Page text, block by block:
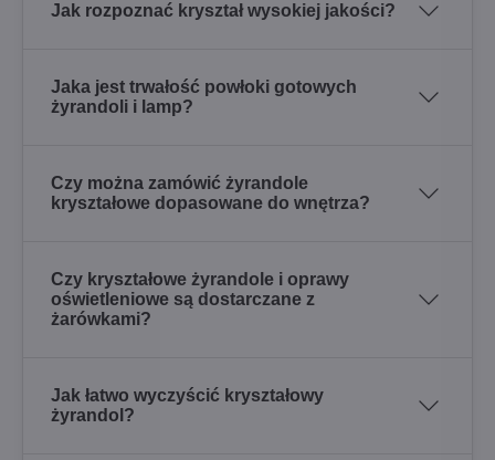
Jak rozpoznać kryształ wysokiej jakości?
Jaka jest trwałość powłoki gotowych
żyrandoli i lamp?
Czy można zamówić żyrandole
kryształowe dopasowane do wnętrza?
Czy kryształowe żyrandole i oprawy
oświetleniowe są dostarczane z
żarówkami?
Jak łatwo wyczyścić kryształowy
żyrandol?